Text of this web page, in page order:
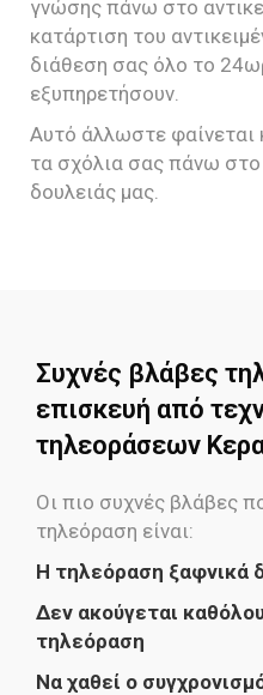
γνώσης πάνω στο
κατάρτιση του
διάθεση σας όλο το
εξυπηρετήσουν.
Αυτό άλλωστε φαίνεται
τα σχόλια σας πάνω
δουλειάς μας.
Συχνές βλάβες
επισκευή από
τηλεοράσεων
Οι πιο συχνές βλάβες
τηλεόραση είναι:
H τηλεόραση ξαφνικά
Δεν ακούγεται
τηλεόραση
Να χαθεί ο